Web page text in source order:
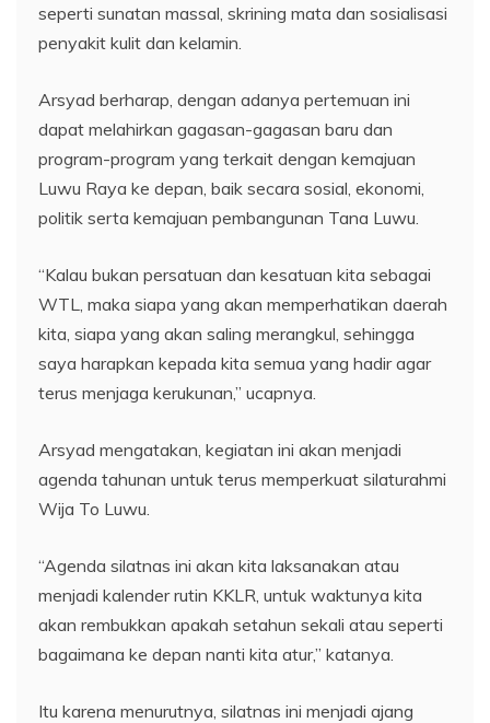
seperti sunatan massal, skrining mata dan sosialisasi
penyakit kulit dan kelamin.
Arsyad berharap, dengan adanya pertemuan ini
dapat melahirkan gagasan-gagasan baru dan
program-program yang terkait dengan kemajuan
Luwu Raya ke depan, baik secara sosial, ekonomi,
politik serta kemajuan pembangunan Tana Luwu.
“Kalau bukan persatuan dan kesatuan kita sebagai
WTL, maka siapa yang akan memperhatikan daerah
kita, siapa yang akan saling merangkul, sehingga
saya harapkan kepada kita semua yang hadir agar
terus menjaga kerukunan,” ucapnya.
Arsyad mengatakan, kegiatan ini akan menjadi
agenda tahunan untuk terus memperkuat silaturahmi
Wija To Luwu.
“Agenda silatnas ini akan kita laksanakan atau
menjadi kalender rutin KKLR, untuk waktunya kita
akan rembukkan apakah setahun sekali atau seperti
bagaimana ke depan nanti kita atur,” katanya.
Itu karena menurutnya, silatnas ini menjadi ajang